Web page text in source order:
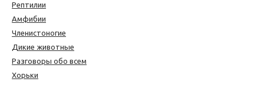
Рептилии
Амфибии
Членистоногие
Дикие животные
Разговоры обо всем
Хорьки